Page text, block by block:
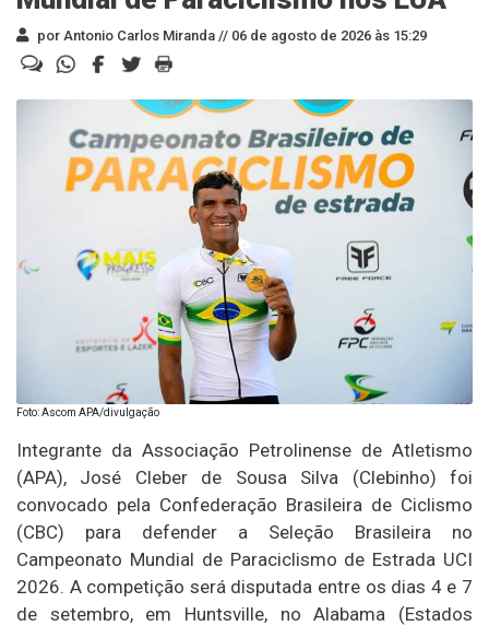
por Antonio Carlos Miranda // 06 de agosto de 2026 às 15:29
Foto: Ascom APA/divulgação
Integrante da Associação Petrolinense de Atletismo
(APA), José Cleber de Sousa Silva (Clebinho) foi
convocado pela Confederação Brasileira de Ciclismo
(CBC) para defender a Seleção Brasileira no
Campeonato Mundial de Paraciclismo de Estrada UCI
2026. A competição será disputada entre os dias 4 e 7
de setembro, em Huntsville, no Alabama (Estados